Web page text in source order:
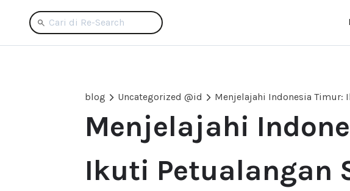
blog Uncategorized @id
Menjelajahi
Ikuti Petualangan